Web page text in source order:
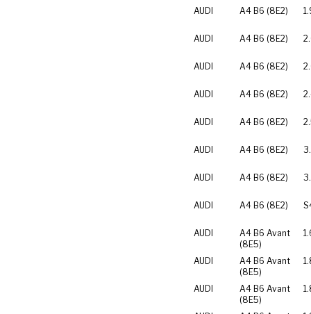
AUDI A4 B6 (8E2)
AUDI A4 B6 (8E2)
AUDI A4 B6 (8E2)
AUDI A4 B6 (8E2)
AUDI A4 B6 (8E2)
AUDI A4 B6 (8E2)
AUDI A4 B6 (8E2)
AUDI A4 B6 (8E2)
AUDI
A4 B6 Avant
(8E5)
AUDI
A4 B6 Avant
(8E5)
AUDI
A4 B6 Avant
(8E5)